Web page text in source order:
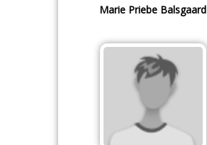
Marie Priebe Balsgaard